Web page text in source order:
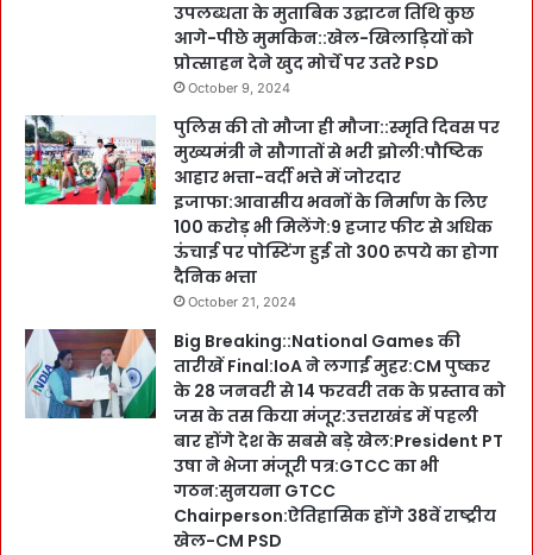
उपलब्धता के मुताबिक उद्घाटन तिथि कुछ
आगे-पीछे मुमकिन::खेल-खिलाड़ियों को
प्रोत्साहन देने खुद मोर्चे पर उतरे PSD
October 9, 2024
पुलिस की तो मौजा ही मौजा::स्मृति दिवस पर
मुख्यमंत्री ने सौगातों से भरी झोली:पौष्टिक
आहार भत्ता-वर्दी भत्ते में जोरदार
इजाफा:आवासीय भवनों के निर्माण के लिए
100 करोड़ भी मिलेंगे:9 हजार फीट से अधिक
ऊंचाई पर पोस्टिंग हुई तो 300 रूपये का होगा
दैनिक भत्ता
October 21, 2024
Big Breaking::National Games की
तारीखें Final:IoA ने लगाईं मुहर:CM पुष्कर
के 28 जनवरी से 14 फरवरी तक के प्रस्ताव को
जस के तस किया मंजूर:उत्तराखंड में पहली
बार होंगे देश के सबसे बड़े खेल:President PT
उषा ने भेजा मंजूरी पत्र:GTCC का भी
गठन:सुनयना GTCC
Chairperson:ऐतिहासिक होंगे 38वें राष्ट्रीय
खेल-CM PSD